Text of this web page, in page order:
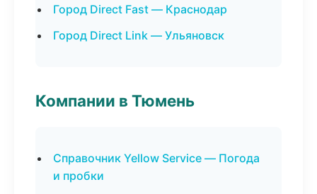
Город Direct Fast — Краснодар
Город Direct Link — Ульяновск
Компании в Тюмень
Справочник Yellow Service — Погода
и пробки